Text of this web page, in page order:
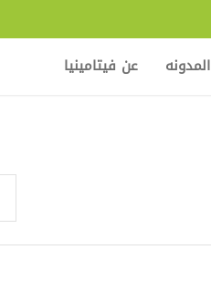
المدونه عن فيتامينيا